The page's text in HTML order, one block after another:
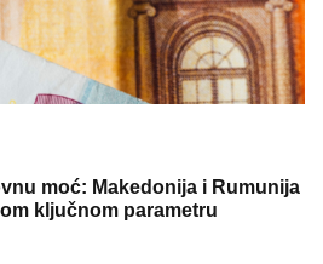
moć: Makedonija i Rumunija
ključnom parametru